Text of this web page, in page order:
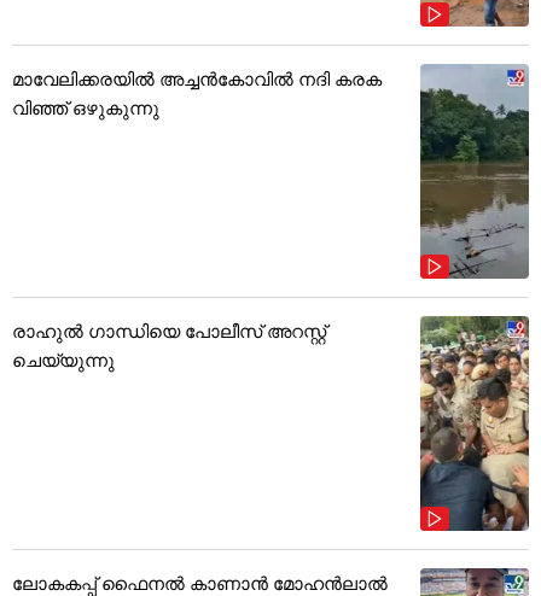
മാവേലിക്കരയിൽ അച്ചൻകോവിൽ നദി കരക
വിഞ്ഞ് ഒഴുകുന്നു
രാഹുൽ ഗാന്ധിയെ പോലീസ് അറസ്റ്റ്
ചെയ്യുന്നു
ലോകകപ്പ് ഫൈനൽ കാണാൻ മോഹൻലാൽ